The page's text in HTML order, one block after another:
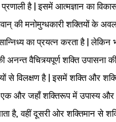
प्रणाली है | इसमें आत्मज्ञान का
की मनोमुग्धकारी शक्तियों के
का प्रयत्न करता है | लेकिन
वैचित्र्यपूर्ण शक्ति उपासना
से विलक्षण है | इसमें शक्ति और
एक और जहाँ शक्तिरूप में उपास्य
है, वहीं दूसरी ओर शक्तिमान से